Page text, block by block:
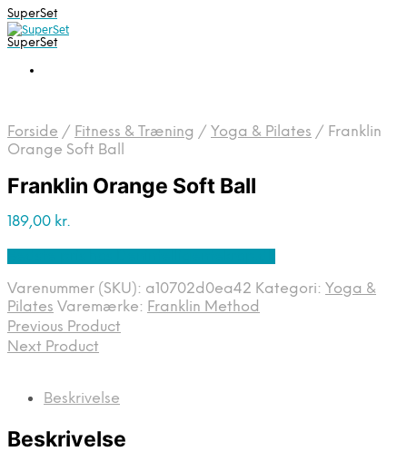
SuperSet
SuperSet
Forside / Fitness & Træning / Yoga & Pilates / Franklin
Orange Soft Ball
Franklin Orange Soft Ball
189,00 kr.
Varenummer (SKU): a10702d0ea42 Kategori: Yoga &
Pilates Varemærke: Franklin Method
Previous Product
Next Product
Beskrivelse
Beskrivelse